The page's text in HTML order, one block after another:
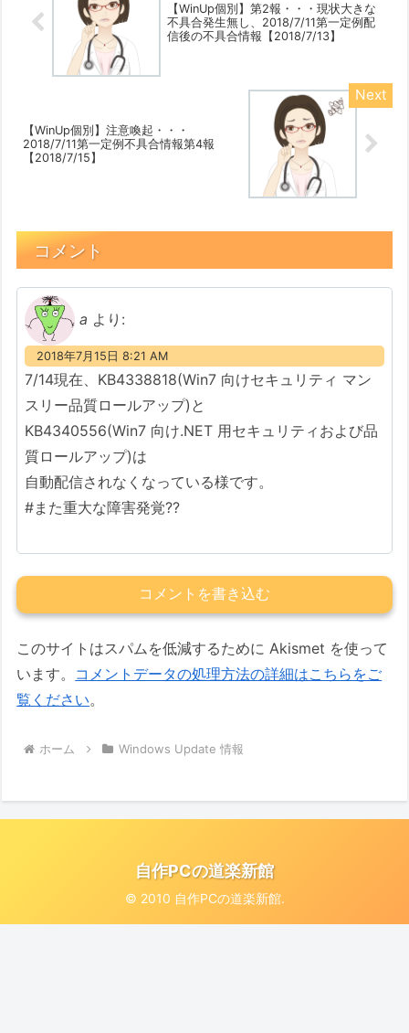
【WinUp個別】第2報・・・現状大きな
不具合発生無し、2018/7/11第一定例配
信後の不具合情報【2018/7/13】
【WinUp個別】注意喚起・・・
2018/7/11第一定例不具合情報第4報
【2018/7/15】
コメント
a より:
2018年7月15日 8:21 AM
7/14現在、KB4338818(Win7 向けセキュリティ マン
スリー品質ロールアップ)と
KB4340556(Win7 向け.NET 用セキュリティおよび品
質ロールアップ)は
自動配信されなくなっている様です。
#また重大な障害発覚??
コメントを書き込む
このサイトはスパムを低減するために Akismet を使って
います。 コメントデータの処理方法の詳細はこちらをご
覧ください。
ホーム Windows Update 情報
自作PCの道楽新館
© 2010 自作PCの道楽新館.